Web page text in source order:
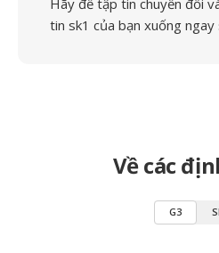
Hãy để tập tin chuyển đổi
tin sk1 của bạn xuống ngay
Về các
G3